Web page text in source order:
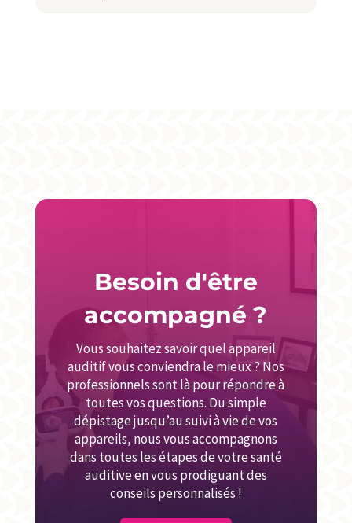
Besoin d'être
accompagné ?
Vous souhaitez savoir quel appareil
auditif vous conviendra le mieux ? Nos
professionnels sont là pour répondre à
toutes vos questions. Du simple
dépistage jusqu’au suivi à vie de vos
appareils, nous vous accompagnons
dans toutes les étapes de votre santé
auditive en vous prodiguant des
conseils personnalisés !